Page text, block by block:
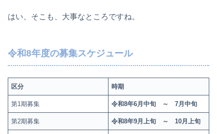
はい、そこも、大事なところですね。
令和8年度の募集スケジュール
区分 時期
第1期募集 令和8年6月中旬 ～ 7月中旬
第2期募集 令和8年9月上旬 ～ 10月上旬